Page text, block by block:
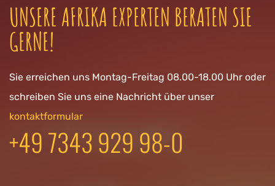
UNSERE AFRIKA EXPERTEN BERATEN SIE
GERNE!
Sie erreichen uns Montag-Freitag 08.00-18.00 Uhr oder
schreiben Sie uns eine Nachricht über unser
kontaktformular
+49 7343 929 98-0